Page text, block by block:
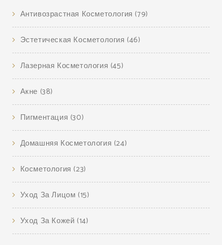
Антивозрастная Косметология (79)
Эстетическая Косметология (46)
Лазерная Косметология (45)
Акне (38)
Пигментация (30)
Домашняя Косметология (24)
Косметология (23)
Уход За Лицом (15)
Уход За Кожей (14)